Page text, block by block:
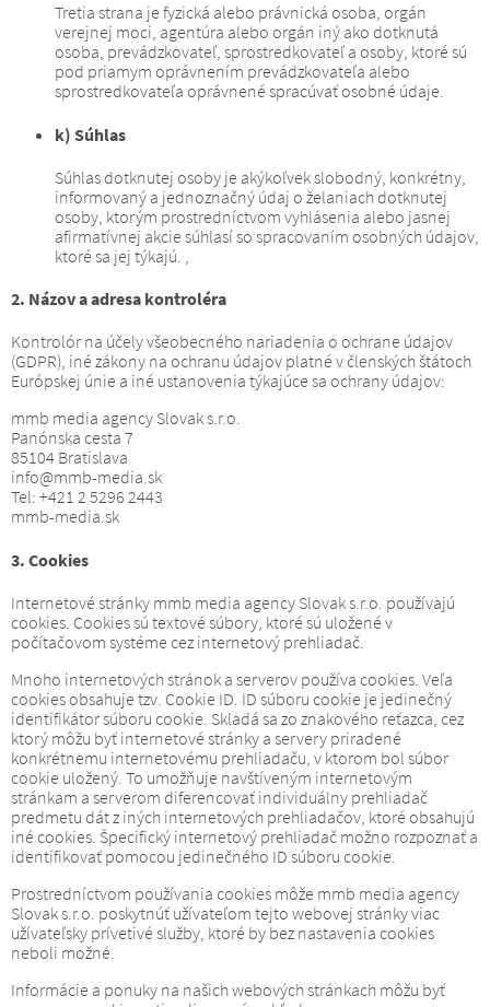
Tretia strana je fyzická alebo právnická osoba, orgán
verejnej moci, agentúra alebo orgán iný ako dotknutá
osoba, prevádzkovateľ, sprostredkovateľ a osoby, ktoré sú
pod priamym oprávnením prevádzkovateľa alebo
sprostredkovateľa oprávnené spracúvať osobné údaje.
k) Súhlas
Súhlas dotknutej osoby je akýkoľvek slobodný, konkrétny,
informovaný a jednoznačný údaj o želaniach dotknutej
osoby, ktorým prostredníctvom vyhlásenia alebo jasnej
afirmatívnej akcie súhlasí so spracovaním osobných údajov,
ktoré sa jej týkajú. ,
2. Názov a adresa kontroléra
Kontrolór na účely všeobecného nariadenia o ochrane údajov
(GDPR), iné zákony na ochranu údajov platné v členských štátoch
Európskej únie a iné ustanovenia týkajúce sa ochrany údajov:
mmb media agency Slovak s.r.o.
Panónska cesta 7
85104 Bratislava
info@mmb-media.sk
Tel: +421 2 5296 2443
mmb-media.sk
3. Cookies
Internetové stránky mmb media agency Slovak s.r.o. používajú
cookies. Cookies sú textové súbory, ktoré sú uložené v
počítačovom systéme cez internetový prehliadač.
Mnoho internetových stránok a serverov používa cookies. Veľa
cookies obsahuje tzv. Cookie ID. ID súboru cookie je jedinečný
identifikátor súboru cookie. Skladá sa zo znakového reťazca, cez
ktorý môžu byť internetové stránky a servery priradené
konkrétnemu internetovému prehliadaču, v ktorom bol súbor
cookie uložený. To umožňuje navštíveným internetovým
stránkam a serverom diferencovať individuálny prehliadač
predmetu dát z iných internetových prehliadačov, ktoré obsahujú
iné cookies. Špecifický internetový prehliadač možno rozpoznať a
identifikovať pomocou jedinečného ID súboru cookie.
Prostredníctvom používania cookies môže mmb media agency
Slovak s.r.o. poskytnúť užívateľom tejto webovej stránky viac
užívateľsky prívetivé služby, ktoré by bez nastavenia cookies
neboli možné.
Informácie a ponuky na našich webových stránkach môžu byť